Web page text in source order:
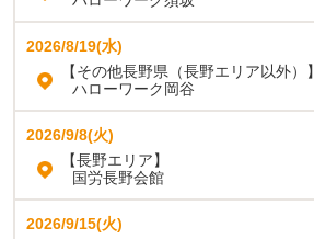
2026/8/19(水)
【その他長野県（長野エリア以外）】
ハローワーク岡谷
2026/9/8(火)
【長野エリア】
国労長野会館
2026/9/15(火)